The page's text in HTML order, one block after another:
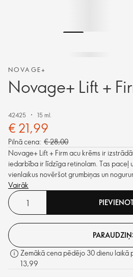
NOVAGE+
Novage+ Lift +
42425 15 ml.
€ 21,99
Pilnā cena: € 28,00
Novage+ Lift + Firm acu krēms ir
iedarbība ir līdzīga retinolam. Tas paceļ
vienlaikus novēršot grumbiņas un
atsvaidzinātu, jaunavīgu un modru izskatu.
Vairāk
Zemākā cena pēdējo 30 dienu laikā
13,99